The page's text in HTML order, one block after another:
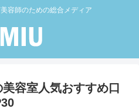
容師のための総合メディア
美容室人気おすすめ口